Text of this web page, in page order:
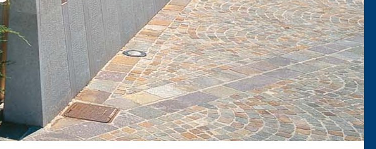
Sistema GYPSOTECH® LASTRE
GYPSOTECH®GypsoLIGNUM TIPO DEFH1IR
Lastra in cartongesso